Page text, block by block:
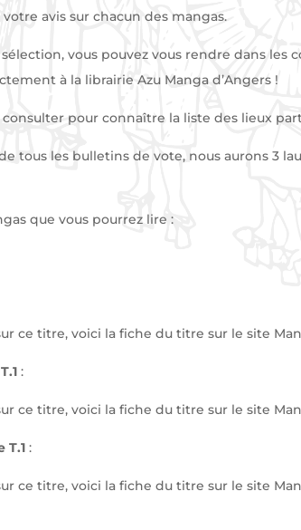
avis sur chacun des mangas.
sélection, vous pouvez vous rendre dans
à la librairie Azu Manga d’Angers !
consulter pour connaître la liste des lieux
tous les bulletins de vote, nous aurons 3
que vous pourrez lire :
ce titre, voici la fiche du titre sur le site
:
ce titre, voici la fiche du titre sur le site
T.1 :
ce titre, voici la fiche du titre sur le site